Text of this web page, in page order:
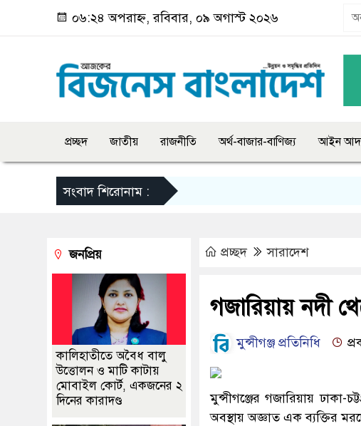
০৬:২৪ অপরাহ্ন, রবিবার, ০৯ অগাস্ট ২০২৬
প্রচ্ছদ জাতীয় রাজনীতি অর্থ-বাজার-বাণিজ্য আইন
সংবাদ শিরোনাম :
প্রচ্ছদ সারাদেশ
গজারিয়ায় নদী
মুন্সীগঞ্জ প্রতিনিধি
মুন্সীগঞ্জের গজারিয়ায় ঢাকা-
অবস্থায় অজ্ঞাত এক ব্যক্তির
জনপ্রিয়
কালিহাতীতে অবৈধ বালু
উত্তোলন ও মাটি কাটায়
মোবাইল কোর্ট, একজনের ২
দিনের কারাদণ্ড